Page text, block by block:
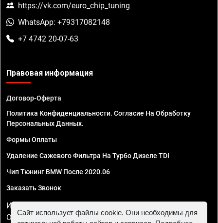
https://vk.com/euro_chip_tuning
WhatsApp: +79317082148
+7 4742 20-07-63
Правовая информация
Договор-Оферта
Политика Конфиденциальности. Согласие На Обработку
Персональных Данных.
Формы Оплаты
Удаление Сажевого Фильтра На Турбо Дизеле TDI
Чип Тюнинг BMW После 2020.06
Заказать Звонок
ИП Смирнов Георгий Павлович. ИНН 781302555843,
ОГРНИП 324470400032610
Сайт использует файлы cookie. Они необходимы для